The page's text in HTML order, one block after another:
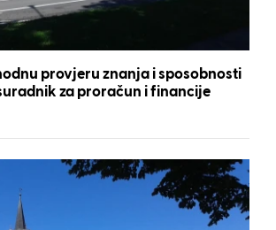
provjeru znanja i sposobnosti
za proračun i financije